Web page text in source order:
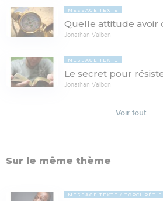
MESSAGE TEXTE
Quelle attitude avoir
Jonathan Valbon
MESSAGE TEXTE
Le secret pour
Jonathan Valbon
Voir tout
Sur le même thème
MESSAGE TEXTE